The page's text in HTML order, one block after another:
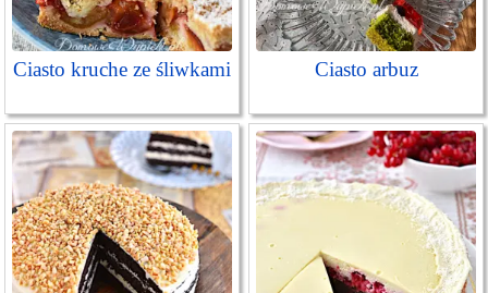
Ciasto kruche ze śliwkami Ciasto arbuz